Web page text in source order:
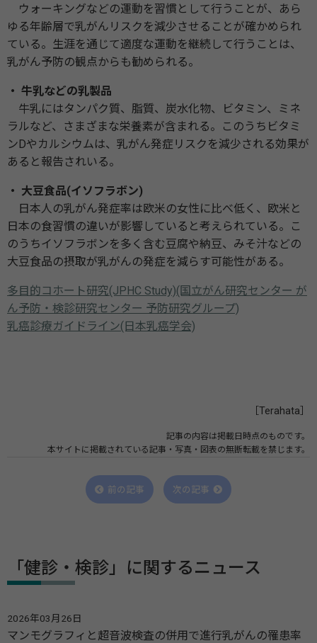
ウォーキングなどの運動を習慣として行うことが、あら
ゆる年齢層で乳がんリスクを減少させることが確かめられ
ている。生涯を通じて適度な運動を継続して行うことは、
乳がん予防の観点からも勧められる。
・ 牛乳などの乳製品
牛乳にはタンパク質、脂質、炭水化物、ビタミン、ミネ
ラルなど、さまざまな栄養素が含まれる。このうちビタミ
ンDやカルシウムは、乳がん発症リスクを減少される効果が
あると報告されいる。
・ 大豆食品(イソフラボン)
日本人の乳がん発症率は欧米の女性に比べ低く、欧米と
日本の食習慣の違いが影響していると考えられている。こ
のうちイソフラボンを多く含む豆腐や納豆、みそ汁などの
大豆食品の摂取が乳がんの発症を減らす可能性がある。
多目的コホート研究(JPHC Study)(国立がん研究センター が
ん予防・検診研究センター 予防研究グループ)
乳癌診療ガイドライン(日本乳癌学会)
［Terahata］
記事の内容は掲載日時点のものです。
本サイトに掲載されている記事・写真・図表の無断転載を禁じます。
前の記事 次の記事
「健診・検診」に関するニュース
2026年03月26日
マンモグラフィと超音波検査の併用で進行乳がんの罹患率